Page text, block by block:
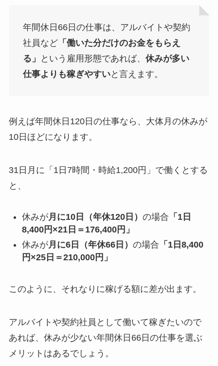
年間休日66日の仕事は、アルバイトや契約
社員など「働いた分だけのお金をもらえ
る」
という雇用形態であれば、 休みが多い
仕事よりも稼ぎやすいと言えます。
例えば年間休日120日の仕事なら、大体月の休みが
10日ほどになります。
31日月に「1日7時間・時給1,200円」で働くとする
と、
休みが月に10日（年休120日） の場合 「1日
8,400円×21日＝176,400円」
休みが月に6日（年休66日） の場合 「1日8,400
円×25日＝210,000円」
このように、それなりに稼げる額に差が出ます。
アルバイトや契約社員として働いて稼ぎたいので
あれば、休みが少ない年間休日66日の仕事を選ぶ
メリットはあるでしょう。